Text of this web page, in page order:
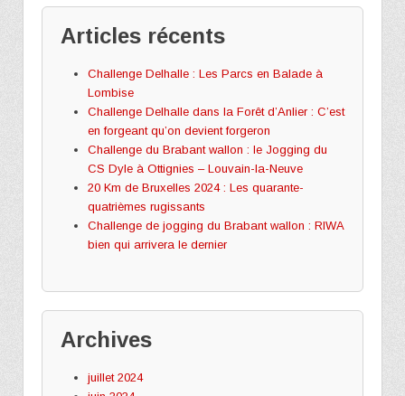
Articles récents
Challenge Delhalle : Les Parcs en Balade à
Lombise
Challenge Delhalle dans la Forêt d’Anlier : C’est
en forgeant qu’on devient forgeron
Challenge du Brabant wallon : le Jogging du
CS Dyle à Ottignies – Louvain-la-Neuve
20 Km de Bruxelles 2024 : Les quarante-
quatrièmes rugissants
Challenge de jogging du Brabant wallon : RIWA
bien qui arrivera le dernier
Archives
juillet 2024